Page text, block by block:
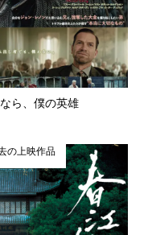
ら、僕の英雄
の上映作品